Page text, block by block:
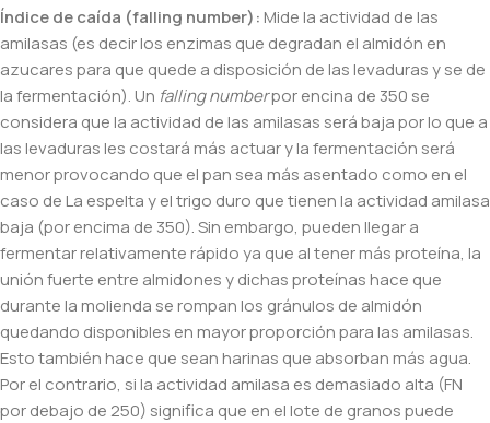
Índice de caída (falling number):Mide la actividad de las
amilasas (es decir los enzimas que degradan el almidón en
azucares para que quede a disposición de las levaduras y se de
la fermentación). Un falling numberpor encina de 350 se
considera que la actividad de las amilasas será baja por lo que a
las levaduras les costará más actuar y la fermentación será
menor provocando que el pan sea más asentado como en el
caso de La espelta y el trigo duro que tienen la actividad amilasa
baja (por encima de 350). Sin embargo, pueden llegar a
fermentar relativamente rápido ya que al tener más proteína, la
unión fuerte entre almidones y dichas proteínas hace que
durante la molienda se rompan los gránulos de almidón
quedando disponibles en mayor proporción para las amilasas.
Esto también hace que sean harinas que absorban más agua.
Por el contrario, si la actividad amilasa es demasiado alta (FN
por debajo de 250) significa que en el lote de granos puede